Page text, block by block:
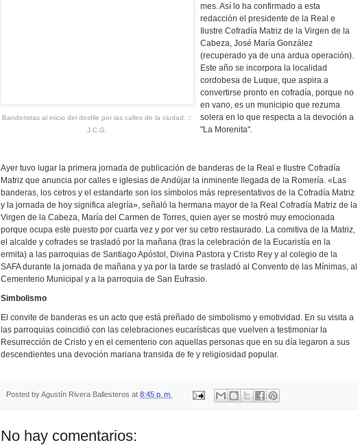
Banderistas al inicio del desfile por las calles de la ciudad. ::
J.C.G.
mes. Así lo ha confirmado a esta
redacción el presidente de la Real e
Ilustre Cofradía Matriz de la Virgen de la
Cabeza, José María González
(recuperado ya de una ardua operación).
Este año se incorpora la localidad
cordobesa de Luque, que aspira a
convertirse pronto en cofradía, porque no
en vano, es un municipio que rezuma
solera en lo que respecta a la devoción a
"La Morenita".
Ayer tuvo lugar la primera jornada de publicación de banderas de la Real e Ilustre Cofradía
Matriz que anuncia por calles e iglesias de Andújar la inminente llegada de la Romería. «Las
banderas, los cetros y el estandarte son los símbolos más representativos de la Cofradía Matriz
y la jornada de hoy significa alegría», señaló la hermana mayor de la Real Cofradía Matriz de la
Virgen de la Cabeza, María del Carmen de Torres, quien ayer se mostró muy emocionada
porque ocupa este puesto por cuarta vez y por ver su cetro restaurado. La comitiva de la Matriz,
el alcalde y cofrades se trasladó por la mañana (tras la celebración de la Eucaristía en la
ermita) a las parroquias de Santiago Apóstol, Divina Pastora y Cristo Rey y al colegio de la
SAFA durante la jornada de mañana y ya por la tarde se trasladó al Convento de las Mínimas, al
Cementerio Municipal y a la parroquia de San Eufrasio.
Simbolismo
El convite de banderas es un acto que está preñado de simbolismo y emotividad. En su visita a
las parroquias coincidió con las celebraciones eucarísticas que vuelven a testimoniar la
Resurrección de Cristo y en el cementerio con aquellas personas que en su día legaron a sus
descendientes una devoción mariana transida de fe y religiosidad popular.
Posted byAgustín Rivera Ballesteros at 8:45 p. m.
No hay comentarios: